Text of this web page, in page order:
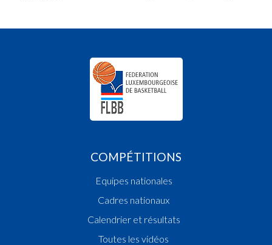
COMPÉTITIONS
Equipes nationales
Cadres nationaux
Calendrier et résultats
Toutes les vidéos